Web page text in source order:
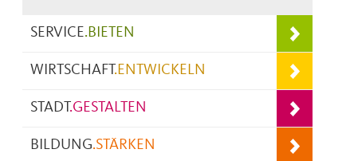
SERVICE.BIETEN
WIRTSCHAFT.ENTWICKELN
STADT.GESTALTEN
BILDUNG.STÄRKEN